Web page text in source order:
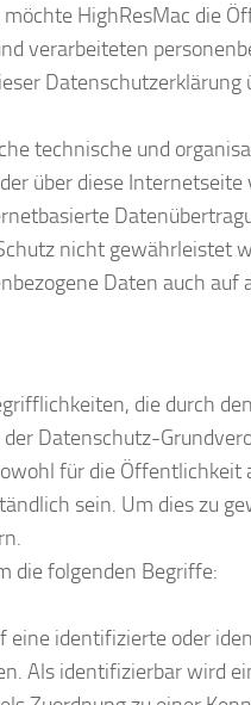
HighResMac die
verarbeiteten
Datenschutzerklärung
technische und
über diese Internetseite
nicht gewährleistet
Daten auch auf
die durch den
Datenschutz-
für die Öffentlichkeit
sein. Um dies zu
die folgenden Begriffe:
eine identifizierte oder
Als identifizierbar wird